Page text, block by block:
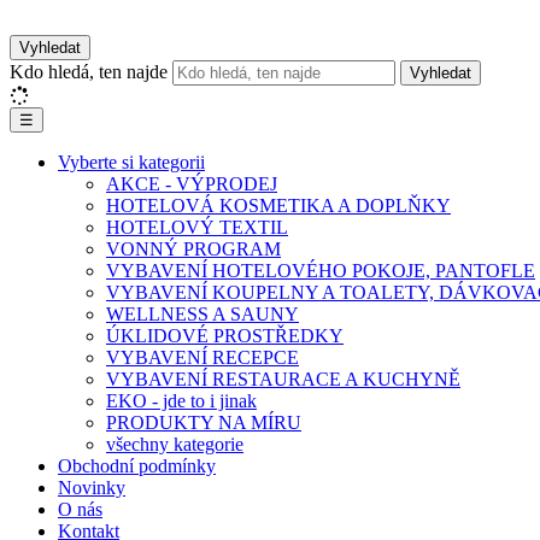
Vyhledat
Kdo hledá, ten najde Vyhledat
☰
Vyberte si kategorii
AKCE - VÝPRODEJ
HOTELOVÁ KOSMETIKA A DOPLŇKY
HOTELOVÝ TEXTIL
VONNÝ PROGRAM
VYBAVENÍ HOTELOVÉHO POKOJE, PANTOFLE
VYBAVENÍ KOUPELNY A TOALETY,
WELLNESS A SAUNY
ÚKLIDOVÉ PROSTŘEDKY
VYBAVENÍ RECEPCE
VYBAVENÍ RESTAURACE A KUCHYNĚ
EKO - jde to i jinak
PRODUKTY NA MÍRU
všechny kategorie
Obchodní podmínky
Novinky
O nás
Kontakt